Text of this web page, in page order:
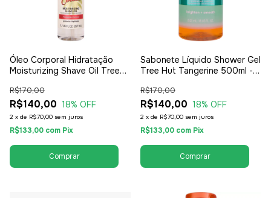
Óleo Corporal Hidratação
Moisturizing Shave Oil Tree
Feminino
R$140,00
R$170,00
18% OFF
2 x de R$70,00 sem juros
R$133,00 com Pix
Sabonete Líquido Shower Gel
Tree Hut Tangerine 500ml -
R$140,00
R$170,00
18% OFF
2 x de R$70,00 sem juros
R$133,00 com Pix